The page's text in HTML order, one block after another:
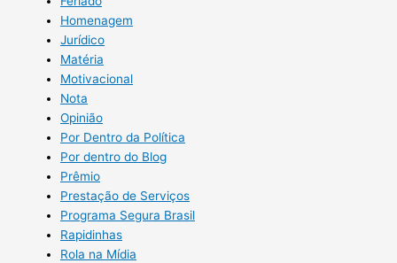
Homenagem
Jurídico
Matéria
Motivacional
Nota
Opinião
Por Dentro da Política
Por dentro do Blog
Prêmio
Prestação de Serviços
Programa Segura Brasil
Rapidinhas
Rola na Mídia